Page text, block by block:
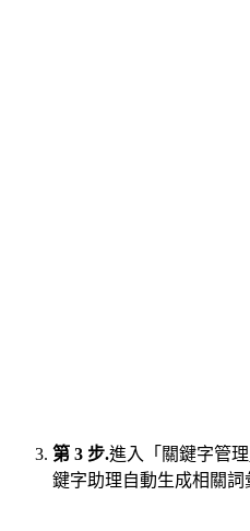
第 3 步.進入「關鍵字管
鍵字助理自動生成相關詞